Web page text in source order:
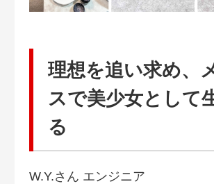
理想を追い求め、
スで美少女として
る
W.Y.さん エンジニア